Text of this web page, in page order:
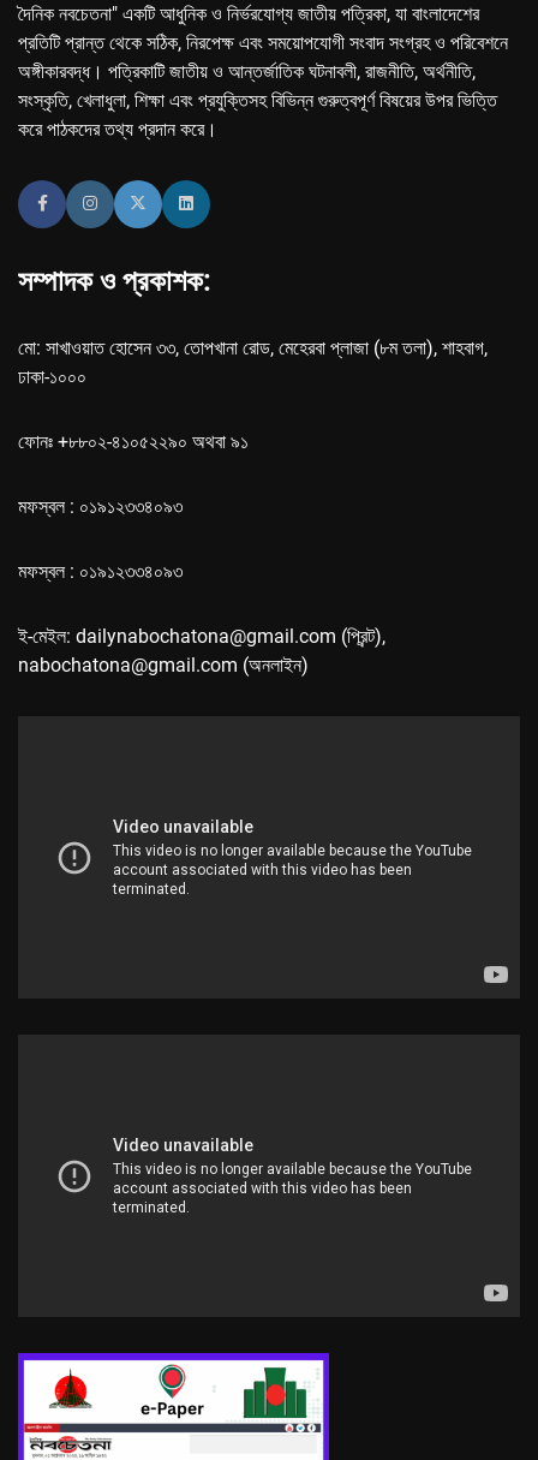
দৈনিক নবচেতনা" একটি আধুনিক ও নির্ভরযোগ্য জাতীয় পত্রিকা, যা বাংলাদেশের
প্রতিটি প্রান্ত থেকে সঠিক, নিরপেক্ষ এবং সময়োপযোগী সংবাদ সংগ্রহ ও পরিবেশনে
অঙ্গীকারবদ্ধ। পত্রিকাটি জাতীয় ও আন্তর্জাতিক ঘটনাবলী, রাজনীতি, অর্থনীতি,
সংস্কৃতি, খেলাধুলা, শিক্ষা এবং প্রযুক্তিসহ বিভিন্ন গুরুত্বপূর্ণ বিষয়ের উপর ভিত্তি
করে পাঠকদের তথ্য প্রদান করে।
সম্পাদক ও প্রকাশক:
মো: সাখাওয়াত হোসেন ৩৩, তোপখানা রোড, মেহেরবা প্লাজা (৮ম তলা), শাহবাগ,
ঢাকা-১০০০
ফোনঃ +৮৮০২-৪১০৫২২৯০ অথবা ৯১
মফস্বল : ০১৯১২৩৩৪০৯৩
মফস্বল : ০১৯১২৩৩৪০৯৩
ই-মেইল: dailynabochatona@gmail.com (প্রিন্ট),
nabochatona@gmail.com (অনলাইন)